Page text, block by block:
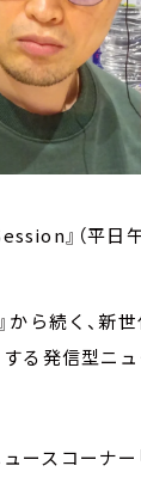
』（平日
から続く、新
る発信型ニュ
ュースコーナ